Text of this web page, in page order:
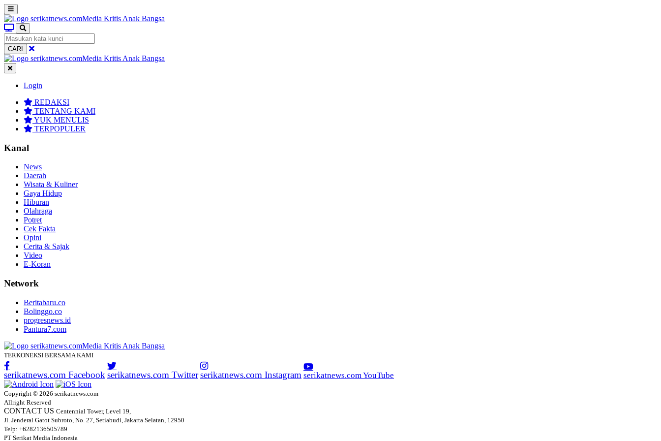
CARI
Login
REDAKSI
TENTANG KAMI
YUK MENULIS
TERPOPULER
Kanal
News
Daerah
Wisata & Kuliner
Gaya Hidup
Hiburan
Olahraga
Potret
Cek Fakta
Opini
Cerita & Sajak
Video
E-Koran
Network
Beritabaru.co
Bolinggo.co
progresnews.id
Pantura7.com
TERKONEKSI BERSAMA KAMI
serikatnews.com Facebook serikatnews.com Twitter serikatnews.com Instagram serikatnews.com YouTube
Copyright © 2026 serikatnews.com
Allright Reserved
CONTACT US Centennial Tower, Level 19,
Jl. Jenderal Gatot Subroto, No. 27, Setiabudi, Jakarta Selatan, 12950
Telp: +6282136505789
PT Serikat Media Indonesia